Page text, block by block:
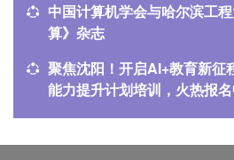
中国计算机学会与哈尔滨工
算》杂志
聚焦沈阳！开启AI+教育新
能力提升计划培训，火热报名